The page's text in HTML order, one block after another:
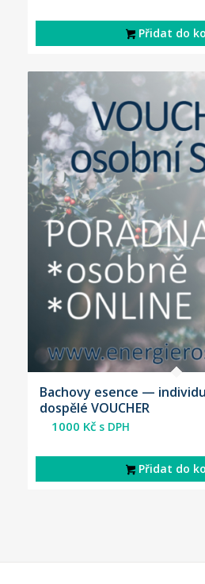
Přidat do
Bachovy esence —
dospělé VOUCHER
1000 Kč s DPH
Přidat do